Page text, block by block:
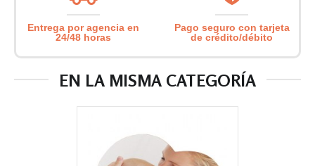
Entrega por agencia en
24/48 horas
Pago seguro con tarjeta
de crédito/débito
EN LA MISMA CATEGORÍA